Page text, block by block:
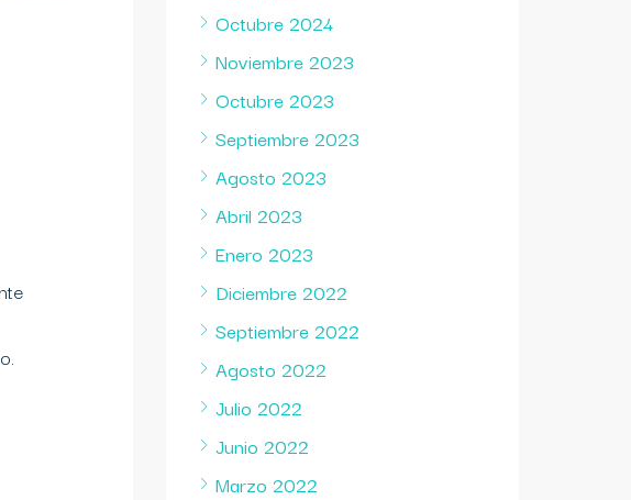
Octubre 2024
Noviembre 2023
Octubre 2023
Septiembre 2023
Agosto 2023
Abril 2023
Enero 2023
Diciembre 2022
Septiembre 2022
Agosto 2022
Julio 2022
Junio 2022
Marzo 2022